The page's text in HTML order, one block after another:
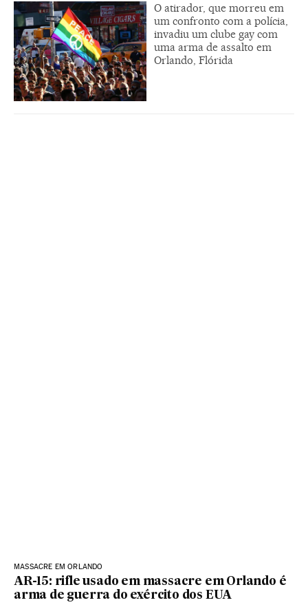
O atirador, que morreu em
um confronto com a polícia,
invadiu um clube gay com
uma arma de assalto em
Orlando, Flórida
MASSACRE EM ORLANDO
AR-15: rifle usado em massacre em Orlando é
arma de guerra do exército dos EUA